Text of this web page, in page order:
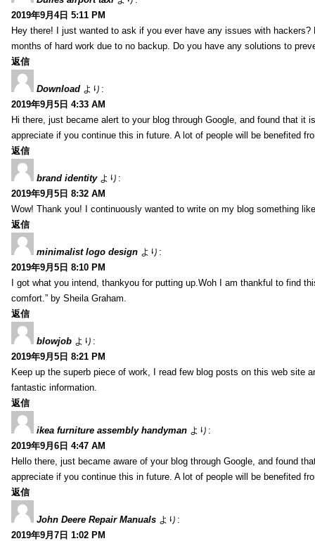
2019年9月4日 5:11 PM
Hey there! I just wanted to ask if you ever have any issues with
months of hard work due to no backup. Do you have any solutions to
返信
Download より:
2019年9月5日 4:33 AM
Hi there, just became alert to your blog through Google, and found that it
appreciate if you continue this in future. A lot of people will be benefited
返信
brand identity より:
2019年9月5日 8:32 AM
Wow! Thank you! I continuously wanted to write on my blog something
返信
minimalist logo design より:
2019年9月5日 8:10 PM
I got what you intend, thankyou for putting up.Woh I am thankful to find
comfort.” by Sheila Graham.
返信
blowjob より:
2019年9月5日 8:21 PM
Keep up the superb piece of work, I read few blog posts on this web site
fantastic information.
返信
ikea furniture assembly handyman より:
2019年9月6日 4:47 AM
Hello there, just became aware of your blog through Google, and found
appreciate if you continue this in future. A lot of people will be benefited
返信
John Deere Repair Manuals より:
2019年9月7日 1:02 PM